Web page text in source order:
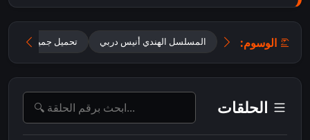
الوسوم: المسلسل الهندي أنيس دربي تحميل جميع حلقات Oh Humnava – Tum Dena Saath Mera مترجمة
الحلقات